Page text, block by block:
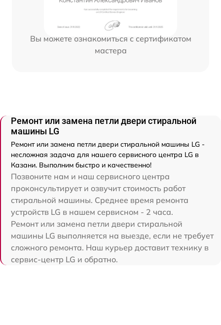
Вы можете ознакомиться с сертификатом
мастера
Ремонт или замена петли двери стиральной
машины LG
Ремонт или замена петли двери стиральной машины LG -
несложная задача для нашего сервисного центра LG в
Казани. Выполним быстро и качественно!
Позвоните нам и наш сервисного центра
проконсультирует и озвучит стоимость работ
стиральной машины. Среднее время ремонта
устройств LG в нашем сервисном - 2 часа.
Ремонт или замена петли двери стиральной
машины LG выполняется на выезде, если не требует
сложного ремонта. Наш курьер доставит технику в
сервис-центр LG и обратно.